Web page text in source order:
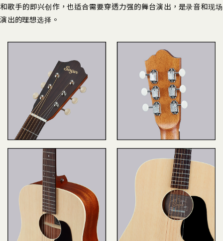
和歌手的即兴创作，也适合需要穿透力强的舞台演出，是录音和现场
演出的理想选择。